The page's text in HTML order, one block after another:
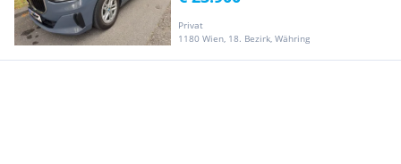
Privat
1180 Wien, 18. Bezirk, Währing